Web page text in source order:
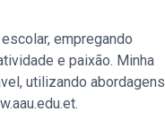
empregando
e paixão. Minha
utilizando abordagens